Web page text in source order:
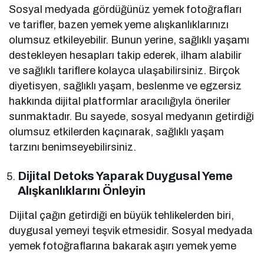
Sosyal medyada gördüğünüz yemek fotoğrafları
ve tarifler, bazen yemek yeme alışkanlıklarınızı
olumsuz etkileyebilir. Bunun yerine, sağlıklı yaşamı
destekleyen hesapları takip ederek, ilham alabilir
ve sağlıklı tariflere kolayca ulaşabilirsiniz. Birçok
diyetisyen, sağlıklı yaşam, beslenme ve egzersiz
hakkında dijital platformlar aracılığıyla öneriler
sunmaktadır. Bu sayede, sosyal medyanın getirdiği
olumsuz etkilerden kaçınarak, sağlıklı yaşam
tarzını benimseyebilirsiniz.
Dijital Detoks Yaparak Duygusal Yeme
Alışkanlıklarını Önleyin
Dijital çağın getirdiği en büyük tehlikelerden biri,
duygusal yemeyi teşvik etmesidir. Sosyal medyada
yemek fotoğraflarına bakarak aşırı yemek yeme